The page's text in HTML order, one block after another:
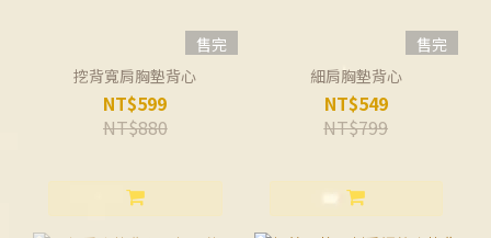
售完
挖背寬肩胸墊背心
NT$599
NT$880
售完
細肩胸墊背心
NT$549
NT$799